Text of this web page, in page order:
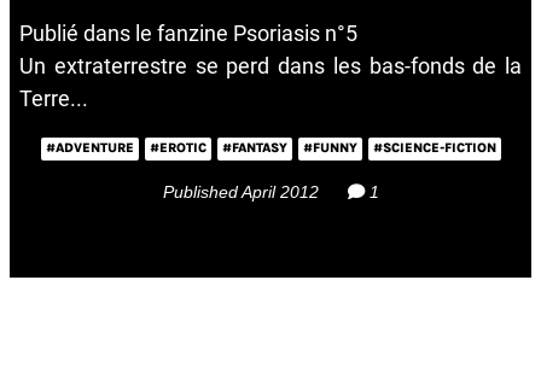
Publié dans le fanzine Psoriasis n°5
Un extraterrestre se perd dans les bas-fonds de la
Terre...
#ADVENTURE #EROTIC #FANTASY #FUNNY #SCIENCE-FICTION
Published April 2012 1